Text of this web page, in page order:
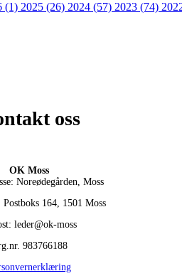
(1) 2025 (26) 2024 (57) 2023 (74)
oss
OK Moss
Noreødegården, Moss
Postboks 164, 1501 Moss
leder@ok-moss
983766188